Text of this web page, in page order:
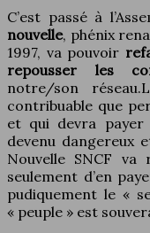
C’est passé à
nouvelle, phénix
1997, va pouvoir
repousser les
notre/son
contribuable que
et qui devra payer
devenu dangereux
Nouvelle SNCF va
seulement d’en
pudiquement le «
« peuple » est